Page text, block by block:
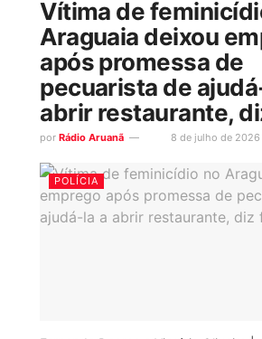
Vítima de
Araguaia deixou
após promessa de
pecuarista de
abrir restaurante,
por Rádio Aruanã 8 de julho de 2026
POLÍCIA